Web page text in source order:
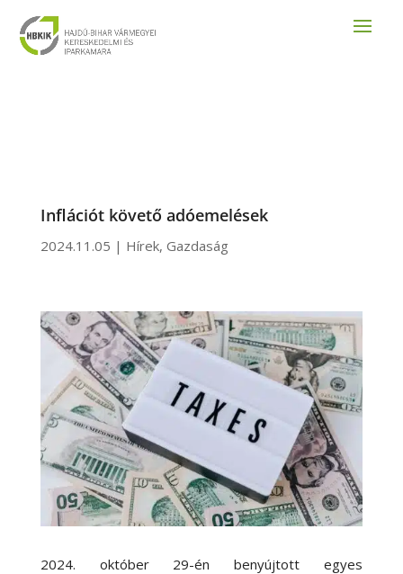
Inflációt követő adóemelések
2024.11.05 | Hírek, Gazdaság
2024. október 29-én benyújtott egyes